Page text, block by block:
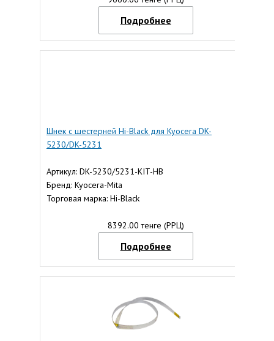
Подробнее
Шнек с шестерней Hi-Black для Kyocera DK-
5230/DK-5231
Артикул: DK-5230/5231-KIT-HB
Бренд: Kyocera-Mita
Торговая марка: Hi-Black
8392.00 тенге (РРЦ)
Подробнее